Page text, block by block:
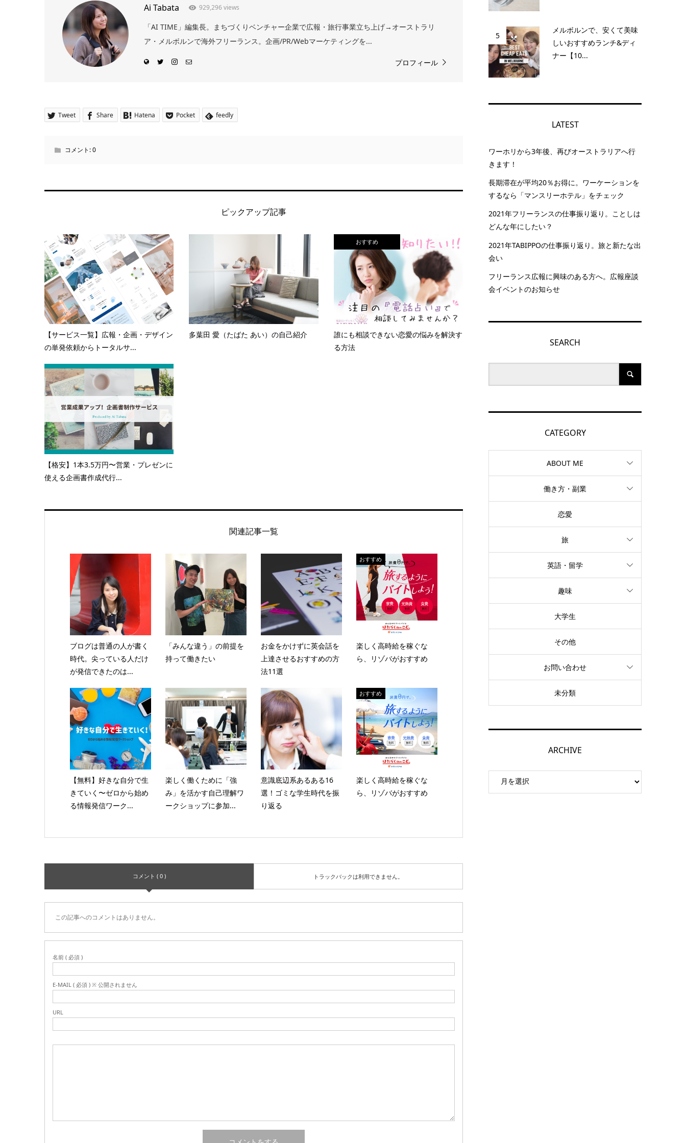
Ai Tabata 929,296 views
「AI TIME」編集長。まちづくりベンチャー企業で広報・旅行事業立ち上げ→オーストラリ
ア・メルボルンで海外フリーランス。企画/PR/Webマーケティングを...
プロフィール
Tweet Share Hatena Pocket feedly
コメント:0
ピックアップ記事
【サービス一覧】広報・企画・デザイン
の単発依頼からトータルサ...
多葉田 愛（たばた あい）の自己紹介
おすすめ
誰にも相談できない恋愛の悩みを解決す
る方法
【格安】1本3.5万円〜営業・プレゼンに
使える企画書作成代行...
関連記事一覧
ブログは普通の人が書く
時代。尖っている人だけ
が発信できたのは...
「みんな違う」の前提を
持って働きたい
お金をかけずに英会話を
上達させるおすすめの方
法11選
おすすめ
楽しく高時給を稼ぐな
ら、リゾバがおすすめ
【無料】好きな自分で生
きていく〜ゼロから始め
る情報発信ワーク...
楽しく働くために「強
み」を活かす自己理解ワ
ークショップに参加...
意識底辺系あるある16
選！ゴミな学生時代を振
り返る
おすすめ
楽しく高時給を稼ぐな
ら、リゾバがおすすめ
コメント ( 0 ) トラックバックは利用できません。
この記事へのコメントはありません。
名前 ( 必須 )
E-MAIL ( 必須 ) ※ 公開されません
URL
5
メルボルンで、安くて美味
しいおすすめランチ&ディ
ナー【10...
LATEST
ワーホリから3年後、再びオーストラリアへ行
きます！
長期滞在が平均20％お得に。ワーケーションを
するなら「マンスリーホテル」をチェック
2021年フリーランスの仕事振り返り。ことしは
どんな年にしたい？
2021年TABIPPOの仕事振り返り。旅と新たな出
会い
フリーランス広報に興味のある方へ。広報座談
会イベントのお知らせ
SEARCH
CATEGORY
ABOUT ME
働き方・副業
恋愛
旅
英語・留学
趣味
大学生
その他
お問い合わせ
未分類
ARCHIVE